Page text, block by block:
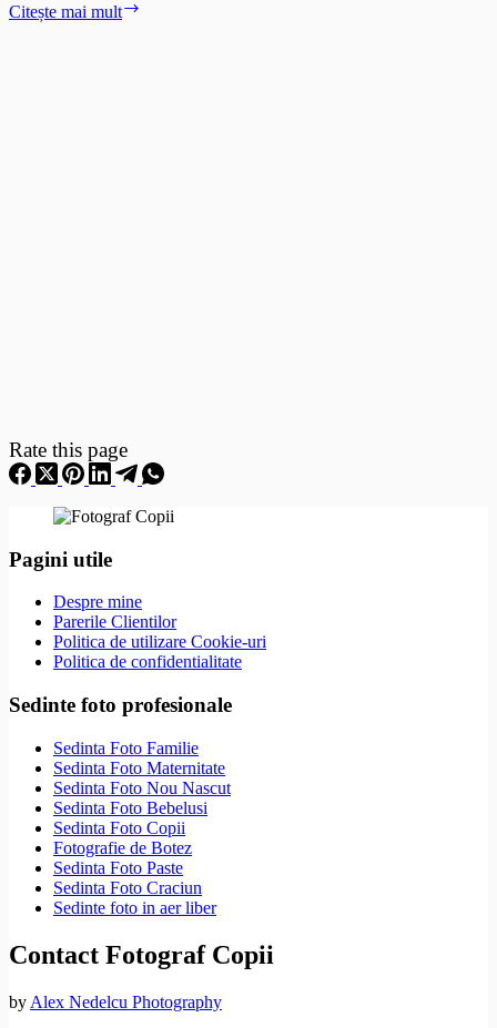
Citește mai mult
Rate this page
Pagini utile
Despre mine
Parerile Clientilor
Politica de utilizare Cookie-uri
Politica de confidentialitate
Sedinte foto profesionale
Sedinta Foto Familie
Sedinta Foto Maternitate
Sedinta Foto Nou Nascut
Sedinta Foto Bebelusi
Sedinta Foto Copii
Fotografie de Botez
Sedinta Foto Paste
Sedinta Foto Craciun
Sedinte foto in aer liber
Contact Fotograf Copii
by Alex Nedelcu Photography